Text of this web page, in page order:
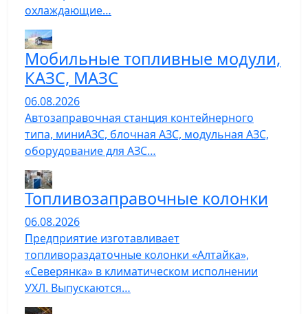
охлаждающие…
Мобильные топливные модули,
КАЗС, МАЗС
06.08.2026
Автозаправочная станция контейнерного
типа, миниАЗС, блочная АЗС, модульная АЗС,
оборудование для АЗС…
Топливозаправочные колонки
06.08.2026
Предприятие изготавливает
топливораздаточные колонки «Алтайка»,
«Северянка» в климатическом исполнении
УХЛ. Выпускаются…